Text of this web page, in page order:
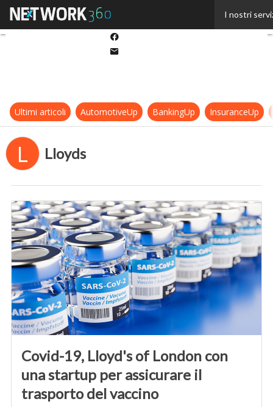
I nostri
Ultimi articoli AutomotiveUp BankingUp InsuranceUp
L Lloyds
Covid-19, Lloyd's of London con
una startup per assicurare il
trasporto del vaccino